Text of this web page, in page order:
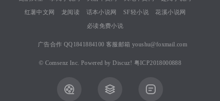
红薯中文网
龙阅读 话本小说网 SF轻小说
花溪小说网
必读免费小说
广告合作 QQ1841884100 客服邮箱 youshu@foxmail.com
© Comsenz Inc. Powered byDiscuz! 粤ICP2018000888